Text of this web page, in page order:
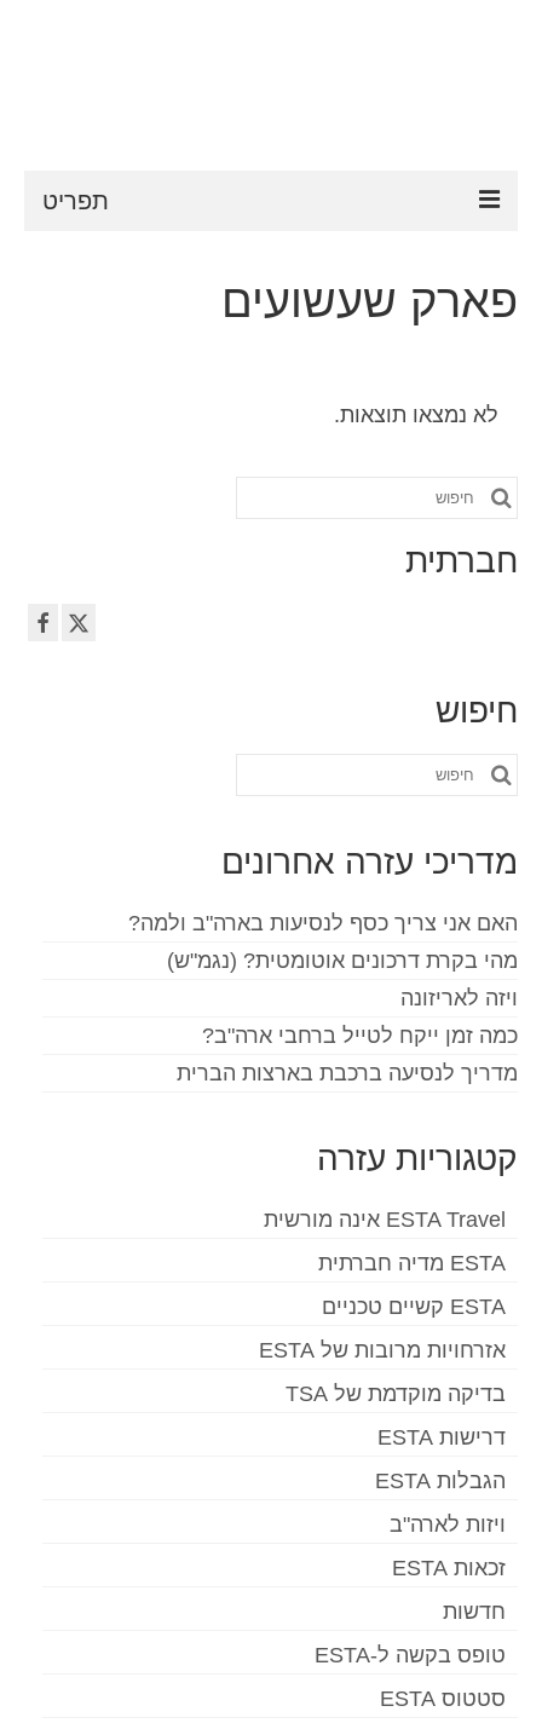
תפריט
דרישות ESTA
VWP
חדשות
איש קשר
Nederlands
(הולנדית)
English
(אנגלית)
Eesti
(אסטונית)
Français
(צרפתית )
Ελληνικά
( יוונית
Magyar
(הונגרית)
Italiano
(איטלקית
日本語
(יפנית)
한국어
(קוראנית)
Norsk bokmål
Slovenčina
Español
(ספרדית
Svenska
פארק שעשועים
לא נמצאו תוצאות.
חפש
חברתית
חיפוש
חפש
מדריכי עזרה אחרונים
האם אני צריך כסף לנסיעות בארה"ב ולמה?
מהי בקרת דרכונים אוטומטית? (נגמ"ש)
ויזה לאריזונה
כמה זמן ייקח לטייל ברחבי ארה"ב?
מדריך לנסיעה ברכבת בארצות הברית
קטגוריות עזרה
ESTA Travel אינה מורשית
ESTA מדיה חברתית
ESTA קשיים טכניים
אזרחויות מרובות של ESTA
בדיקה מוקדמת של TSA
דרישות ESTA
הגבלות ESTA
ויזות לארה"ב
זכאות ESTA
חדשות
טופס בקשה ל-ESTA
סטטוס ESTA